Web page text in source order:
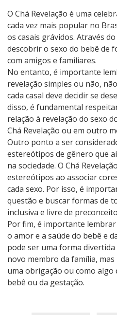
O Chá Revelação é uma
cada vez mais popular no
os casais grávidos. Através
descobrir o sexo do bebê de
com amigos e familiares.
No entanto, é importante
revelação simples ou não,
cada casal deve decidir se
disso, é fundamental
relação à revelação do sexo
Chá Revelação ou em outro
Outro ponto a ser
estereótipos de gênero que
na sociedade. O Chá
estereótipos ao associar
cada sexo. Por isso, é
questão e buscar formas de
inclusiva e livre de
Por fim, é importante
o amor e a saúde do bebê e
pode ser uma forma
novo membro da família,
uma obrigação ou como algo
bebê ou da gestação.